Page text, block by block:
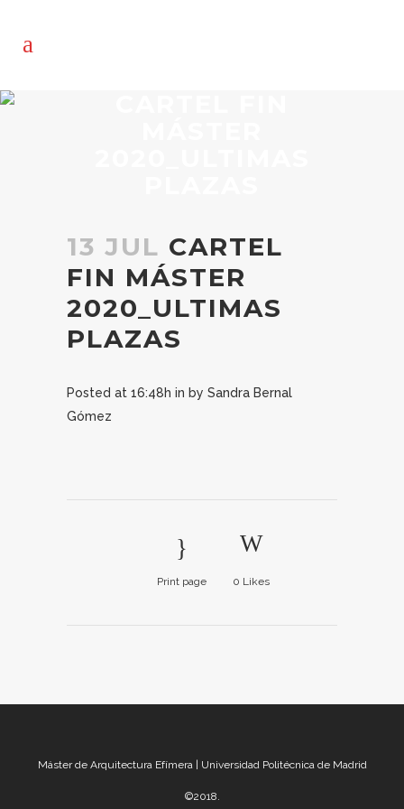
13 JUL CARTEL
FIN MÁSTER
2020_ULTIMAS
PLAZAS
Posted at 16:48h in by Sandra Bernal
Gómez
Print page 0 Likes
Máster de Arquitectura Efímera | Universidad Politécnica de Madrid
©2018.